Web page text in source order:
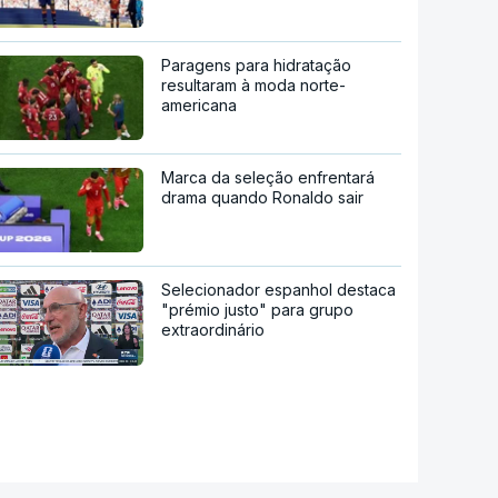
Paragens para hidratação
resultaram à moda norte-
americana
Marca da seleção enfrentará
drama quando Ronaldo sair
Selecionador espanhol destaca
"prémio justo" para grupo
extraordinário